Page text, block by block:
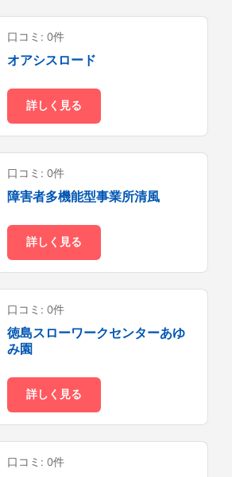
口コミ: 0件
オアシスロード
詳しく見る
口コミ: 0件
障害者多機能型事業所清風
詳しく見る
口コミ: 0件
徳島スローワークセンターあゆ
み園
詳しく見る
口コミ: 0件